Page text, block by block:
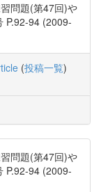
問題(第47回)や
P.92-94 (2009-
(投稿一覧)
問題(第47回)や
P.92-94 (2009-